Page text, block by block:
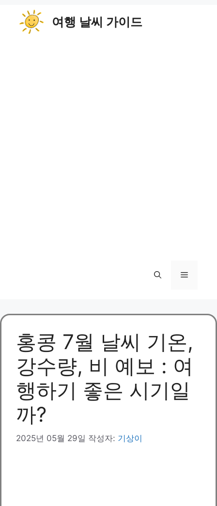
여행 날씨 가이드
메
홍콩 7월 날씨 기온,
강수량, 비 예보 : 여
행하기 좋은 시기일
까?
2025년 05월 29일 작성자: 기상이